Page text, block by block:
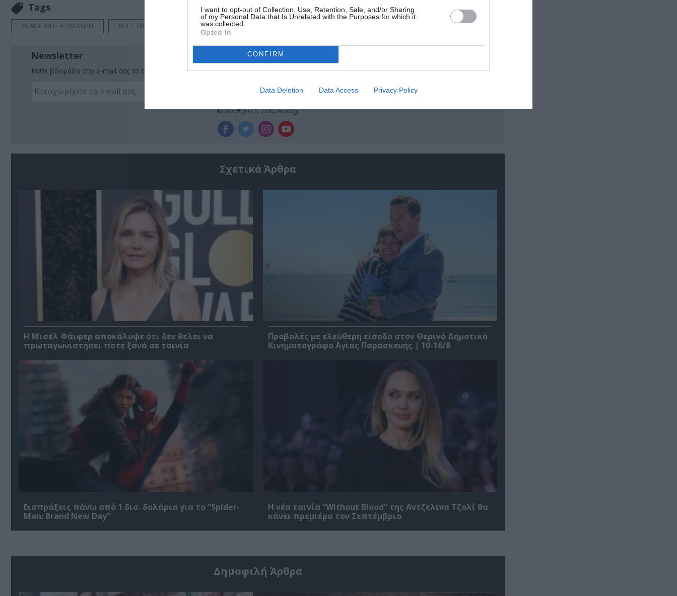
I want to opt-out of Collection, Use, Retention, Sale, and/or Sharing
of my Personal Data that Is Unrelated with the Purposes for which it
was collected.
Opted In
CONFIRM
Data Deletion Data Access Privacy Policy
Tags
ΔΡΑΜΑΤΙΚΗ - ΚΟΙΝΩΝΙΚΗ ΝΕΕΣ ΤΑΙΝΙΕΣ - ΤΑΙΝΙΕΣ ΤΗΣ ΕΒΔΟΜΑΔΑΣ
Newsletter
Κάθε βδομάδα στο e-mail σας τα τελευταία νέα για την Τέχνη και τον Πολιτισμό!
Ακολουθήστε το Culturenow.gr
Σχετικά Άρθρα
Η Μισέλ Φάιφερ αποκάλυψε ότι δεν θέλει να
πρωταγωνιστήσει ποτέ ξανά σε ταινία
Προβολές με ελεύθερη είσοδο στον Θερινό Δημοτικό
Κινηματογράφο Αγίας Παρασκευής | 10-16/8
Εισπράξεις πάνω από 1 δισ. δολάρια για το “Spider-
Man: Brand New Day”
Η νέα ταινία “Without Blood” της Αντζελίνα Τζολί θα
κάνει πρεμιέρα τον Σεπτέμβριο
Δημοφιλή Άρθρα